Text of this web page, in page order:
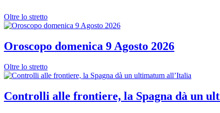
Oltre lo stretto
Oroscopo domenica 9 Agosto 2026
Oltre lo stretto
Controlli alle frontiere, la Spagna dà un